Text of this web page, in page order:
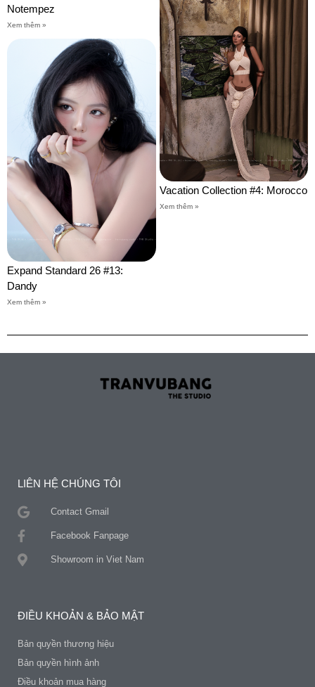
Notempez
Xem thêm »
Expand Standard 26 #13:
Dandy
Xem thêm »
Vacation Collection #4: Morocco
Xem thêm »
LIÊN HỆ CHÚNG TÔI
Contact Gmail
Facebook Fanpage
Showroom in Viet Nam
ĐIỀU KHOẢN & BẢO MẬT
Bản quyền thương hiệu
Bản quyền hình ảnh
Điều khoản mua hàng